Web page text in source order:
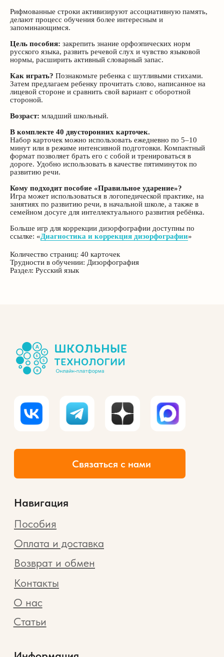
Рифмованные строки активизируют ассоциативную память,
делают процесс обучения более интересным и
запоминающимся.
Цель пособия: закрепить знание орфоэпических норм
русского языка, развить речевой слух и чувство языковой
нормы, расширить активный словарный запас.
Как играть? Познакомьте ребенка с шутливыми стихами.
Затем предлагаем ребенку прочитать слово, написанное на
лицевой стороне и сравнить свой вариант с оборотной
стороной.
Возраст: младший школьный.
В комплекте 40 двусторонних карточек.
Набор карточек можно использовать ежедневно по 5–10
минут или в режиме интенсивной подготовки. Компактный
формат позволяет брать его с собой и тренироваться в
дороге. Удобно использовать в качестве пятиминуток по
развитию речи.
Кому подходит пособие «Правильное ударение»?
Игра может использоваться в логопедической практике, на
занятиях по развитию речи, в начальной школе, а также в
семейном досуге для интеллектуального развития ребёнка.
Больше игр для коррекции дизорфографии доступны по
ссылке: «Диагностика и коррекция дизорфографии»
Количество страниц: 40 карточек
Трудности в обучении: Дизорфография
Раздел: Русский язык
Связаться с нами
Навигация
Пособия
Оплата и доставка
О нас
Возврат и обмен
Политика конфиденциальности
Пользовательское соглашение
Режим работы: ежедневно 9.00-19.00
Информация